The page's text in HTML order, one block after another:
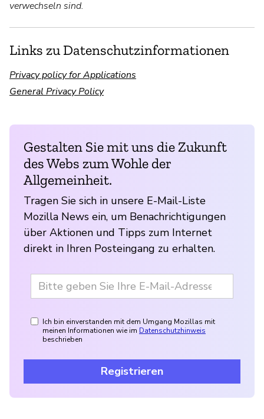
verwechseln sind.
Links zu Datenschutzinformationen
Privacy policy for Applications
General Privacy Policy
Gestalten Sie mit uns die Zukunft
des Webs zum Wohle der
Allgemeinheit.
Tragen Sie sich in unsere E-Mail-Liste
Mozilla News ein, um Benachrichtigungen
über Aktionen und Tipps zum Internet
direkt in Ihren Posteingang zu erhalten.
Ich bin einverstanden mit dem Umgang Mozillas mit
meinen Informationen wie im Datenschutzhinweis
beschrieben
Registrieren